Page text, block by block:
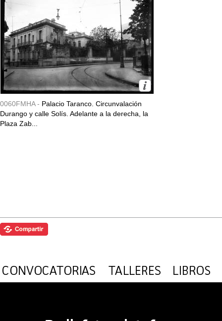
0060FMHA - Palacio Taranco. Circunvalación
Durango y calle Solís. Adelante a la derecha, la
Plaza Zab...